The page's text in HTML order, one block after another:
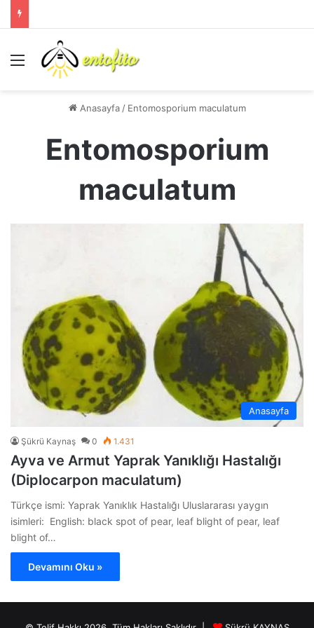
Menü
Anasayfa / Entomosporium maculatum
Entomosporium
maculatum
Anasayfa
Şükrü Kaynaş 0 1.431
Ayva ve Armut Yaprak Yanıklığı Hastalığı
(Diplocarpon maculatum)
Türkçe ismi: Yaprak Yanıklık Hastalığı Uluslararası yaygın
isimleri: English: black spot of pear, leaf blight of pear, leaf
blight of…
Devamını Oku »